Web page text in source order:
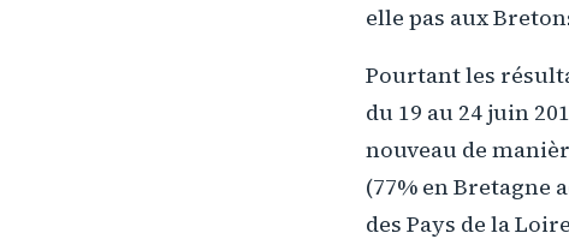
elle pas aux
Pourtant les
du 19 au 24 juin
nouveau de
(77% en Bretagne
des Pays de la